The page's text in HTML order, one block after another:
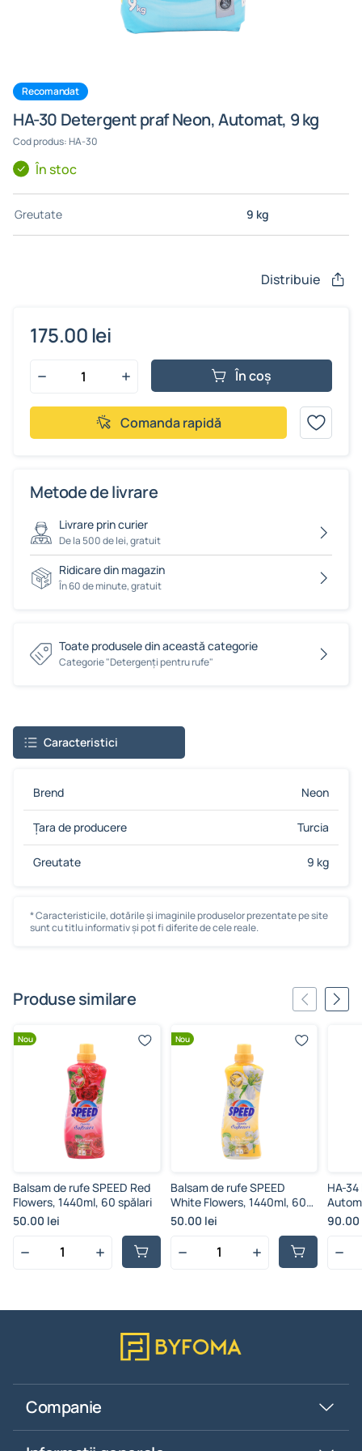
Recomandat
HA-30 Detergent praf Neon, Automat, 9 kg
Cod produs: HA-30
În stoc
Greutate 9 kg
Distribuie
175.00 lei
În coș
Comanda rapidă
Metode de livrare
Livrare prin curier
De la 500 de lei, gratuit
Ridicare din magazin
În 60 de minute, gratuit
Toate produsele din această categorie
Сategorie "Detergenți pentru rufe"
Caracteristici
Brend Neon
Țara de producere Turcia
Greutate 9 kg
* Caracteristicile, dotările și imaginile produselor prezentate pe site
sunt cu titlu informativ și pot fi diferite de cele reale.
Produse similare
Nou
Balsam de rufe SPEED Red
Flowers, 1440ml, 60 spălari
50.00 lei
Nou
Balsam de rufe SPEED
White Flowers, 1440ml, 60
spălari
50.00 lei
HA-
90.00
Companie